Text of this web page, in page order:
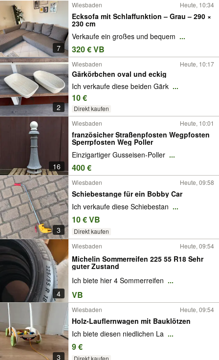
7
Wiesbaden Heute, 10:34
Ecksofa mit Schlaffunktion – Grau – 290 ×
230 cm
Verkaufe ein großes und bequem ...
320 € VB
2
Wiesbaden Heute, 10:17
Gärkörbchen oval und eckig
Ich verkaufe diese beiden Gärk ...
10 €
Direkt kaufen
16
Wiesbaden Heute, 10:01
französicher Straßenpfosten Wegpfosten
Sperrpfosten Weg Poller
Einzigartiger Gusseisen-Poller ...
400 €
3
Wiesbaden Heute, 09:58
Schiebestange für ein Bobby Car
Ich verkaufe diese Schiebestan ...
10 € VB
Direkt kaufen
4
Wiesbaden Heute, 09:54
Michelin Sommerreifen 225 55 R18 Sehr
guter Zustand
Ich biete hier 4 Sommerreifen ...
VB
3
Wiesbaden Heute, 09:54
Holz-Lauflernwagen mit Bauklötzen
Ich biete diesen niedlichen La ...
9 €